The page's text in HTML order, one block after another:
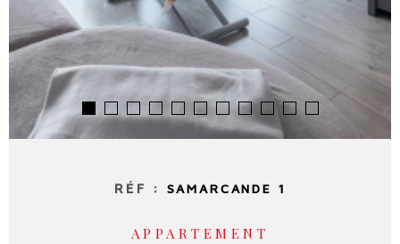
RÉF : SAMARCANDE 1
APPARTEMENT